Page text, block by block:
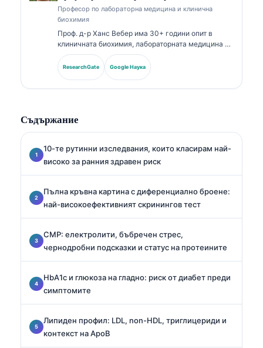
Професор по лабораторна медицина и клинична
биохимия
Проф. д-р Ханс Вебер има 30+ години опит в
клиничната биохимия, лабораторната медицина и
изследванията на биомаркери. Бивш президент на
Германското дружество по клинична химия, той
се специализира в анализ на диагностични
ResearchGate Google Наука
Съдържание
10-те рутинни изследвания, които класирам най-
високо за ранния здравен риск
Пълна кръвна картина с диференциално броене:
най-високоефективният скринингов тест
CMP: електролити, бъбречен стрес,
чернодробни подсказки и статус на протеините
HbA1c и глюкоза на гладно: риск от диабет преди
симптомите
Липиден профил: LDL, non-HDL, триглицериди и
контекст на ApoB